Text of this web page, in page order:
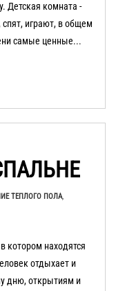
Детская комната -
спят, играют, в общем
самые ценные...
ТЕПЛОГО ПОЛА,
котором находятся
отдыхает и
дню, открытиям и